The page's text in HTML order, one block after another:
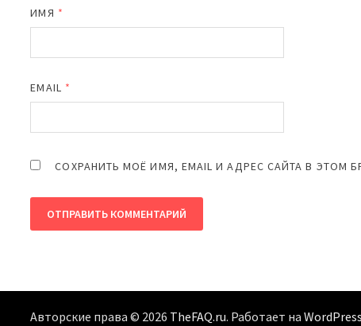
ИМЯ *
EMAIL *
СОХРАНИТЬ МОЁ ИМЯ, EMAIL И АДРЕС САЙТА В
Авторские права © 2026 TheFAQ.ru. Работает наWordPress